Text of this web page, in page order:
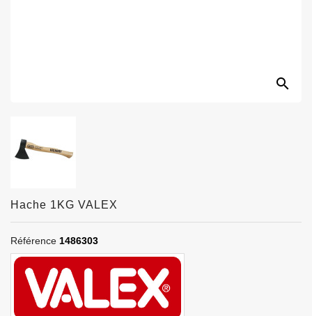
search
Hache 1KG VALEX
Référence 1486303